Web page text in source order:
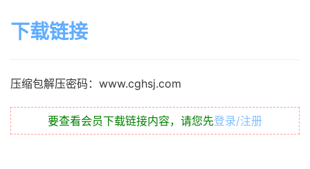
下载链接
压缩包解压密码：www.cghsj.com
要查看会员下载链接内容，请您先登录/注册